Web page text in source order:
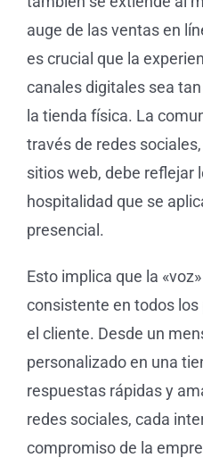
auge de las ventas en
es crucial que la
canales digitales sea
la tienda física. La
través de redes
sitios web, debe reflejar
hospitalidad que se
presencial.
Esto implica que la
consistente en todos
el cliente. Desde un
personalizado en una
respuestas rápidas y
redes sociales, cada
compromiso de la